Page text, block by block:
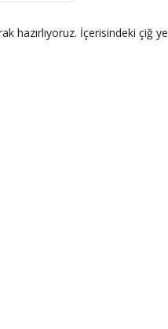
İçerisindeki çiğ